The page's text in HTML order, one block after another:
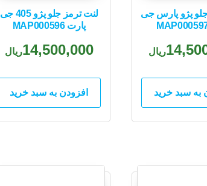
پژو پارس جی
ریال
به سبد خرید
لنت ترمز جلو پژو 405 جی
پارت MAP000596
14,500,000ریال
افزودن به سبد خرید